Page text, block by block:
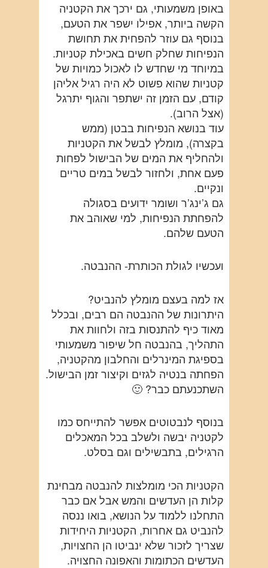
באופן משמעותי, גם ירכך את הקטניה
הקשה ביותר, אפילו ישפר את הטעם,
בנוסף גם עוזר להפחית את תחושת
הנפיחות שחלק חשים באכילת קטניות.
במיוחד מי שחדש לו לאכול כמויות של
קטניות שהוא פשוט לא היה רגיל אליהן
קודם, עם הזמן זה ישתפר והגוף יתרגל
(אצל הרוב).
עוד בנושא הנפיחות בבטן (ממש
בקצרה), מומלץ לבשל את הקטניות
ולהחליף את המים של הבישול לפחות
פעם אחת, ולחזור לבשל במים טריים
ונקיים.
גם ג’ינג’ר ושומר ידועים בסגולה
להפחתת הנפיחות, למי שאוהב את
הטעם שלהם.
ועכשיו לגולת הכותרת- ההנבטה.
אז למה בעצם מומלץ להנביט?
היתרונות של ההנבטה הם רבים, ובכלל
מאוד כיף להתנסות בזה ולחוות את
התהליך, בהנבטה חל שיפור משמעותי
בספיגת המינרלים והחלבון מהקטניה,
הפחתה בנטיה לגזים וקיצור זמן הבישול.
השתכנעתם כבר? 🙂
בנוסף לנבטוטים אפשר להתייחס כמו
לקטניה יבשה ולשלב בכל המאכלים
הרגילים, בתבשילים וגם בסלט.
הקטניות הכי מומלצות להנבטה מבחינת
קלות הן העדשים והמש אבל אם כבר
התחלנו ללמוד על הנושא, בואו ננסה
להנביט גם אחרות, הקטניות היחידות
שצריך לזכור שלא ינביטו הן החצויות,
העדשים הכתומות והאפונה החצויה.